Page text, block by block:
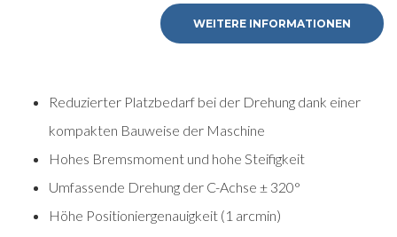
WEITERE INFORMATIONEN
Reduzierter Platzbedarf bei der Drehung dank einer
kompakten Bauweise der Maschine
Hohes Bremsmoment und hohe Steifigkeit
Umfassende Drehung der C-Achse ± 320°
Höhe Positioniergenauigkeit (1 arcmin)